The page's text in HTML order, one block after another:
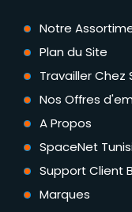
Notre
Plan du Site
Travailler Chez
Nos Offres
A Propos
SpaceNet
Support Client
Marques